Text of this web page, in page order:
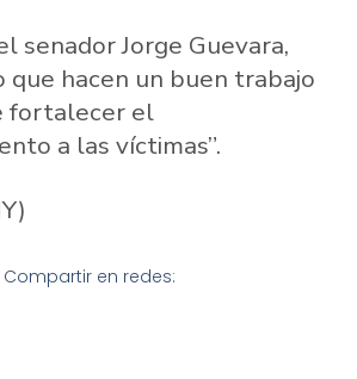
senador Jorge Guevara,
que hacen un buen trabajo
fortalecer el
a las víctimas”.
Compartir en redes: